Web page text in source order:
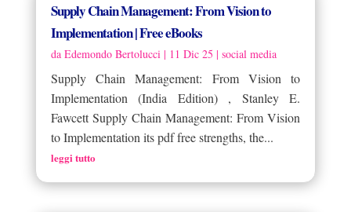
Supply Chain Management: From Vision to
Implementation | Free eBooks
da Edemondo Bertolucci| 11 Dic 25 | social media
Supply Chain Management: From Vision to
Implementation (India Edition) , Stanley E.
Fawcett Supply Chain Management: From Vision
to Implementation its pdf free strengths, the...
leggi tutto